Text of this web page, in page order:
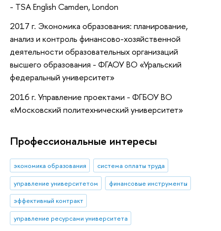
- TSA English Camden, London
2017 г. Экономика образования: планирование,
анализ и контроль финансово-хозяйственной
деятельности образовательных организаций
высшего образования - ФГАОУ ВО «Уральский
федеральный университет»
2016 г. Управление проектами - ФГБОУ ВО
«Московский политехнический университет»
Профессиональные интересы
экономика образования
система оплаты труда
управление университетом
финансовые инструменты
эффективный контракт
управление ресурсами университета